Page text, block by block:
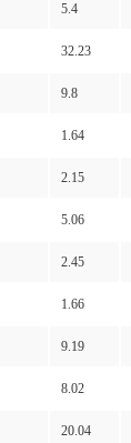
5.4
32.23
9.8
1.64
2.15
5.06
2.45
1.66
9.19
8.02
20.04